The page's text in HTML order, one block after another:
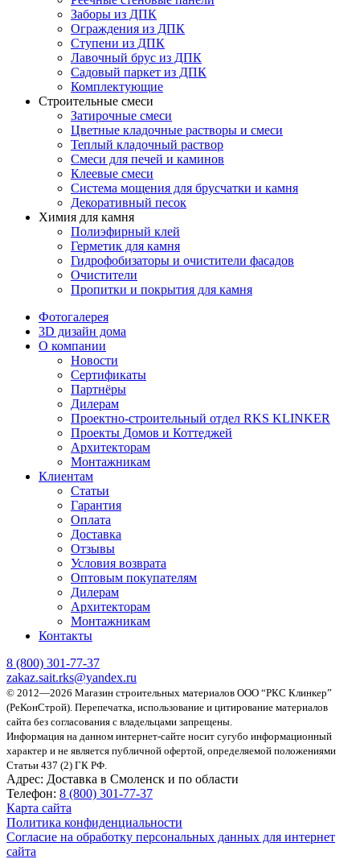
Заборы из ДПК
Ограждения из ДПК
Ступени из ДПК
Лавочный брус из ДПК
Садовый паркет из ДПК
Комплектующие
Строительные смеси
Затирочные смеси
Цветные кладочные растворы и смеси
Теплый кладочный раствор
Смеси для печей и каминов
Клеевые смеси
Система мощения для брусчатки и камня
Декоративный песок
Химия для камня
Полиэфирный клей
Герметик для камня
Гидрофобизаторы и очистители фасадов
Очистители
Пропитки и покрытия для камня
Фотогалерея
3D дизайн дома
О компании
Новости
Сертификаты
Партнёры
Дилерам
Проектно-строительный отдел RKS KLINKER
Проекты Домов и Коттеджей
Архитекторам
Монтажникам
Клиентам
Статьи
Гарантия
Оплата
Доставка
Отзывы
Условия возврата
Оптовым покупателям
Дилерам
Архитекторам
Монтажникам
Контакты
8 (800) 301-77-37
zakaz.sait.rks@yandex.ru
© 2012—2026 Магазин строительных материалов ООО “РКС Клинкер”
(РеКонСтрой). Перепечатка, использование и цитирование материалов
сайта без согласования с владельцами запрещены.
Информация на данном интернет-сайте носит сугубо информационный
характер и не является публичной офертой, определяемой положениями
Статьи 437 (2) ГК РФ.
Адрес: Доставка в Смоленск и по области
Телефон: 8 (800) 301-77-37
Карта сайта
Политика конфиденциальности
Согласие на обработку персональных данных для интернет
сайта